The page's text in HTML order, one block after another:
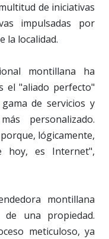
de iniciativas
impulsadas por
la localidad.
montillana ha
el "aliado perfecto"
de servicios y
personalizado.
lógicamente,
hoy, es Internet",
montillana
de una propiedad.
meticuloso, ya